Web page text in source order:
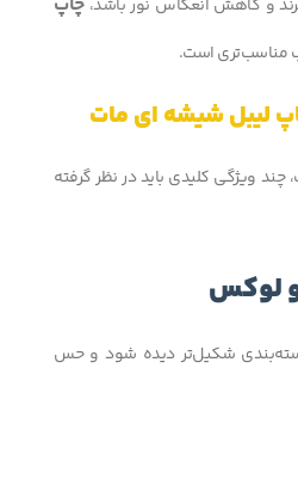
و کاهش انعکاس نور باشد،
مناسب‌تری است.
لیبل شیشه ای مات
چند ویژگی کلیدی باید در نظر گرفته
شکیل‌تر دیده شود و حس